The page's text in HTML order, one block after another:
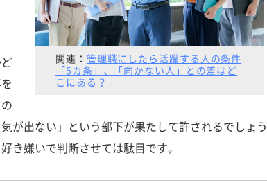
関連： 管理職にしたら活躍する人の条件
「5カ条」、「向かない人」との差はど
こにある？
が出ない」という部下が果たして許されるでしょう
き嫌いで判断させては駄目です。